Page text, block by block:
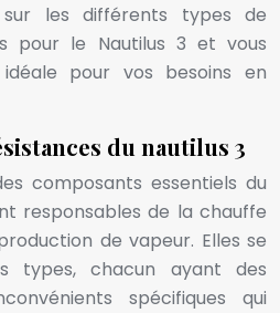
les différents types de
pour le Nautilus 3 et vous
pour vos besoins en
du nautilus 3
composants essentiels du
responsables de la chauffe
de vapeur. Elles se
types, chacun ayant des
spécifiques qui